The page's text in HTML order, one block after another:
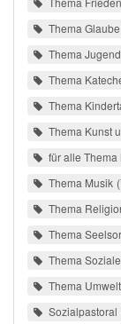
Thema Glaube
Thema
Thema
Thema
Thema Kunst
für alle Thema
Thema Musik
Thema
Thema
Thema
Thema Umwelt
Sozialpastoral